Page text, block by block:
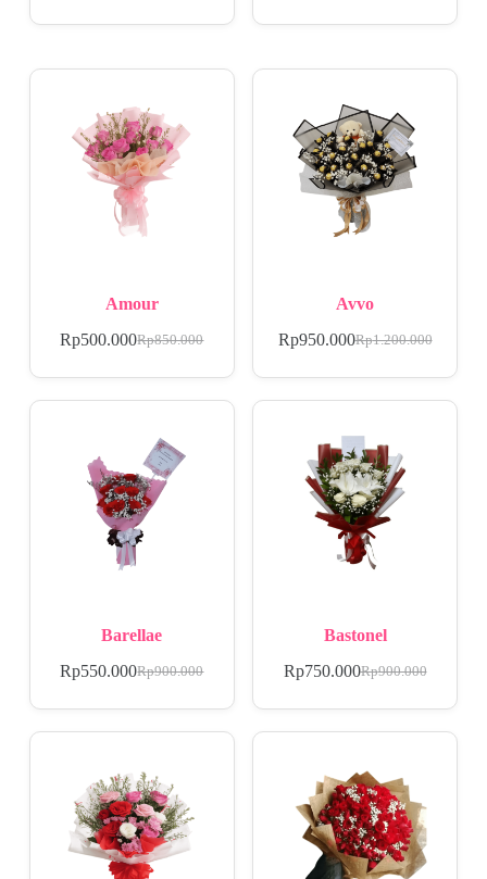
Amour
Rp850.000
Rp500.000
Avvo
Rp1.200.000
Rp950.000
Barellae
Rp900.000
Rp550.000
Bastonel
Rp900.000
Rp750.000